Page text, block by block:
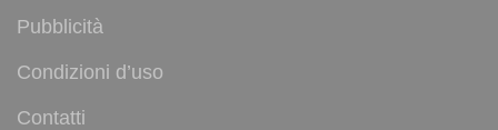
Pubblicità
Condizioni d’uso
Contatti